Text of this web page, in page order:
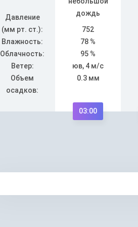
Давление
(мм рт. ст.):
Влажность:
Облачность:
Ветер:
Объем
осадков:
дождь
752
78 %
95 %
юв, 4 м/с
0.3 мм
03:00